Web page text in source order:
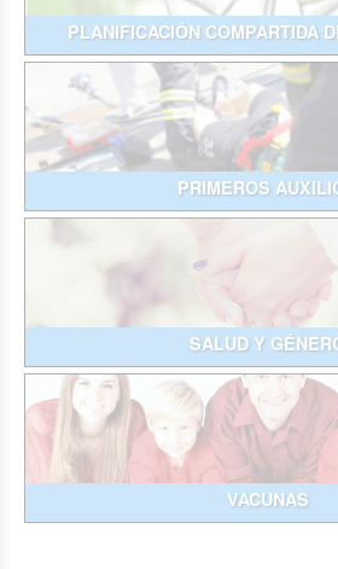
PLANIFICACIÓN COMPARTIDA
PRIMEROS
SALUD Y
VACUNAS